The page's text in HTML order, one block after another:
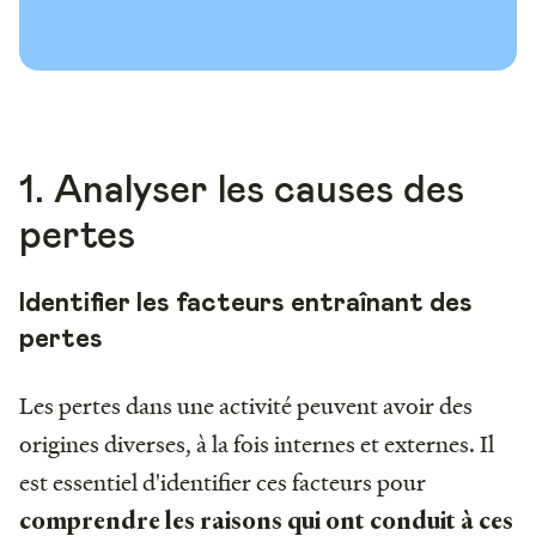
1. Analyser les causes des
pertes
Identifier les facteurs entraînant des
pertes
Les pertes dans une activité peuvent avoir des
origines diverses, à la fois internes et externes. Il
est essentiel d'identifier ces facteurs pour
comprendre les raisons qui ont conduit à ces